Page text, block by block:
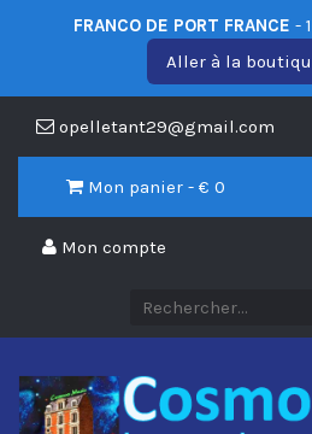
opelletant29@gmail.com
Mon panier - € 0
Mon compte
FRANCO DE PORT FRANCE -
Aller à la